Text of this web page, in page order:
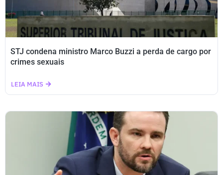
STJ condena ministro Marco Buzzi a perda de cargo por
crimes sexuais
LEIA MAIS